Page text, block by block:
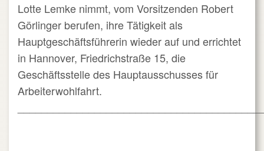
Lotte Lemke nimmt, vom Vorsitzenden Robert
Görlinger berufen, ihre Tätigkeit als
Hauptgeschäftsführerin wieder auf und errichtet
in Hannover, Friedrichstraße 15, die
Geschäftsstelle des Hauptausschusses für
Arbeiterwohlfahrt.